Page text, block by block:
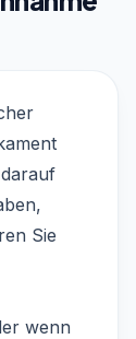
Sie
wenn